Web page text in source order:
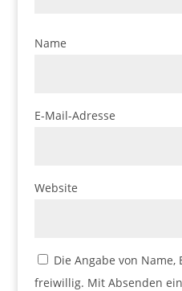
Name
E-Mail-Adresse
Website
Die Angabe von
freiwillig. Mit Absenden